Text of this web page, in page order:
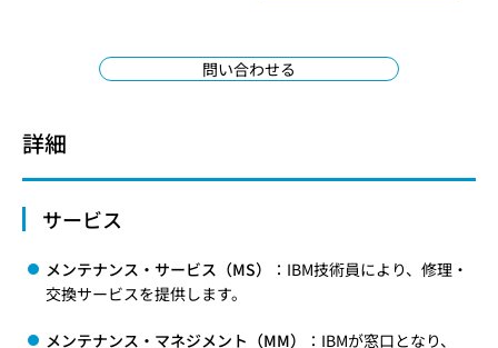
問い合わせる
詳細
サービス
メンテナンス・サービス（MS）
：IBM技術員により、修理・
交換サービスを提供します。
メンテナンス・マネジメント（MM）
：IBMが窓口となり、